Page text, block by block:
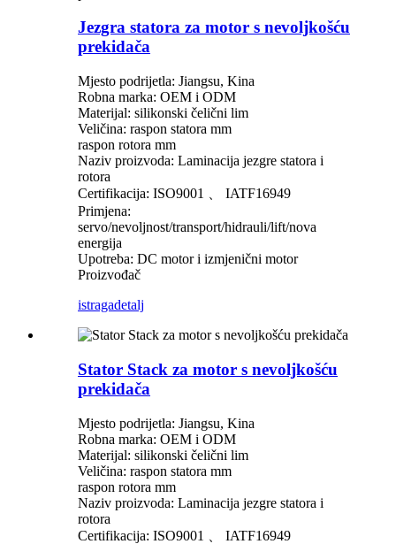
Jezgra statora za motor s nevoljkošću
prekidača
Mjesto podrijetla: Jiangsu, Kina
Robna marka: OEM i ODM
Materijal: silikonski čelični lim
Veličina: raspon statora mm
raspon rotora mm
Naziv proizvoda: Laminacija jezgre statora i
rotora
Certifikacija: ISO9001 、 IATF16949
Primjena:
servo/nevoljnost/transport/hidrauli/lift/nova
energija
Upotreba: DC motor i izmjenični motor
Proizvođač
istragadetalj
Stator Stack za motor s nevoljkošću
prekidača
Mjesto podrijetla: Jiangsu, Kina
Robna marka: OEM i ODM
Materijal: silikonski čelični lim
Veličina: raspon statora mm
raspon rotora mm
Naziv proizvoda: Laminacija jezgre statora i
rotora
Certifikacija: ISO9001 、 IATF16949